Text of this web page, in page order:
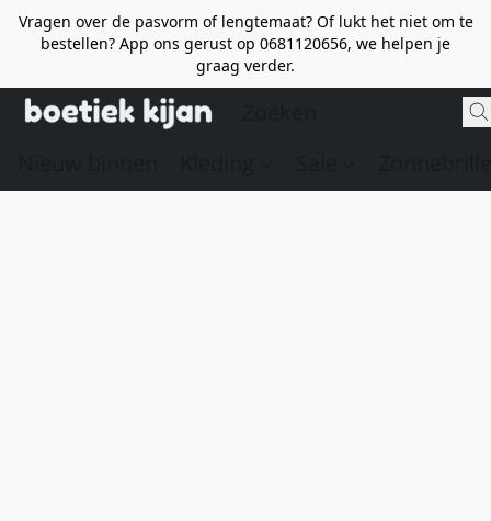
Vragen over de pasvorm of lengtemaat? Of lukt het niet om te
bestellen? App ons gerust op 0681120656, we helpen je
graag verder.